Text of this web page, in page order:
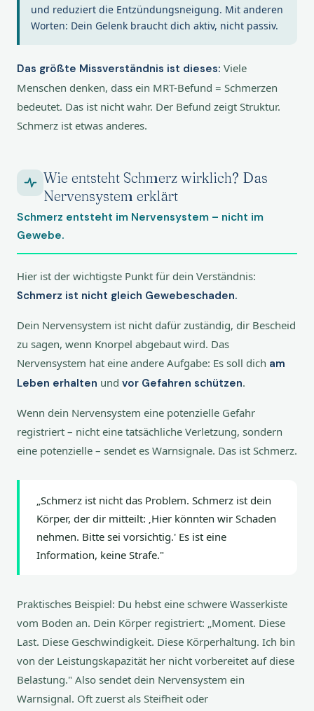
und reduziert die Entzündungsneigung. Mit anderen
Worten: Dein Gelenk braucht dich aktiv, nicht passiv.
Das größte Missverständnis ist dieses: Viele
Menschen denken, dass ein MRT-Befund = Schmerzen
bedeutet. Das ist nicht wahr. Der Befund zeigt Struktur.
Schmerz ist etwas anderes.
Wie entsteht Schmerz wirklich? Das
Nervensystem erklärt
Schmerz entsteht im Nervensystem – nicht im
Gewebe.
Hier ist der wichtigste Punkt für dein Verständnis:
Schmerz ist nicht gleich Gewebeschaden.
Dein Nervensystem ist nicht dafür zuständig, dir Bescheid
zu sagen, wenn Knorpel abgebaut wird. Das
Nervensystem hat eine andere Aufgabe: Es soll dich am
Leben erhalten und vor Gefahren schützen.
Wenn dein Nervensystem eine potenzielle Gefahr
registriert – nicht eine tatsächliche Verletzung, sondern
eine potenzielle – sendet es Warnsignale. Das ist Schmerz.
„Schmerz ist nicht das Problem. Schmerz ist dein
Körper, der dir mitteilt: ‚Hier könnten wir Schaden
nehmen. Bitte sei vorsichtig.' Es ist eine
Information, keine Strafe."
Praktisches Beispiel: Du hebst eine schwere Wasserkiste
vom Boden an. Dein Körper registriert: „Moment. Diese
Last. Diese Geschwindigkeit. Diese Körperhaltung. Ich bin
von der Leistungskapazität her nicht vorbereitet auf diese
Belastung." Also sendet dein Nervensystem ein
Warnsignal. Oft zuerst als Steifheit oder